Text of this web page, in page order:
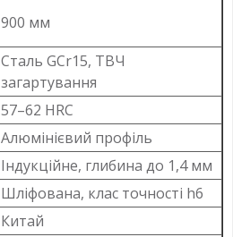
900 мм
Сталь GCr15, ТВЧ
загартування
57–62 HRC
Алюмінієвий профіль
Індукційне, глибина до 1,4 мм
Шліфована, клас точності h6
Китай